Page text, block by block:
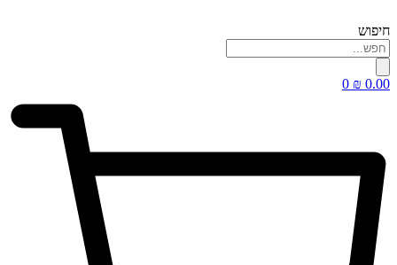
לתוכן
חיפוש
₪ 0.00
0